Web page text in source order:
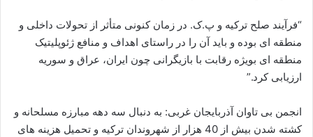
ا
“فرآیند صلح ترکیه و پ.ک. در زمان کنونی متأثر از تحولات داخلی و
منطقه ای بوده و باید آن را در راستای اهداف و منافع ژئوپلیتیک
منطقه ای بویژه رقابت با بازیگرانی چون ایران، عراق و سوریه
ارزیابی کرد.”
انجمن بی تاوان آذربایجان غربی: به دنبال سه دهه مبارزه مسلحانه و
کشته شدن بیش از 40 هزار از شهروندان ترکیه و تحمیل هزینه های